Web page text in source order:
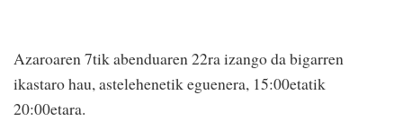
Azaroaren 7tik abenduaren 22ra izango da bigarren
ikastaro hau, astelehenetik eguenera, 15:00etatik
20:00etara.